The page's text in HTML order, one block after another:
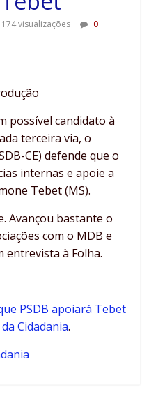
174 visualizações
0
possível candidato à
terceira via, o
CE) defende que o
internas e apoie a
Tebet (MS).
Avançou bastante o
com o MDB e
entrevista à Folha.
PSDB apoiará Tebet
Cidadania.